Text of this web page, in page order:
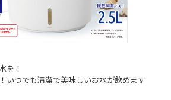
を！
いつでも清潔で美味しいお水が飲めます